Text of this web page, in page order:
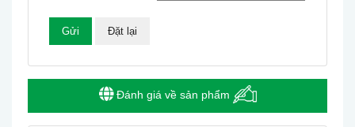
Đánh giá về sản phẩm